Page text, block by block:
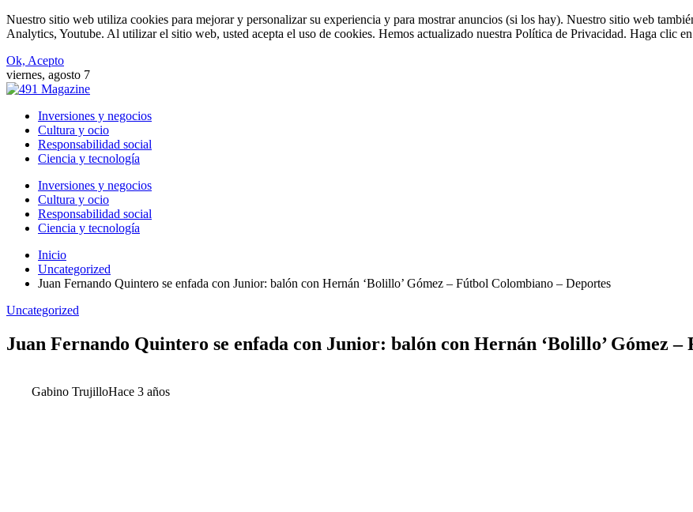
Nuestro sitio web utiliza cookies para mejorar y personalizar su experiencia y para mostrar anuncios (si los hay). Nuestro sitio web
Analytics, Youtube. Al utilizar el sitio web, usted acepta el uso de cookies. Hemos actualizado nuestra Política de Privacidad. Haga clic
Ok, Acepto
viernes, agosto 7
Inversiones y negocios
Cultura y ocio
Responsabilidad social
Ciencia y tecnología
Inversiones y negocios
Cultura y ocio
Responsabilidad social
Ciencia y tecnología
Inicio
Uncategorized
Juan Fernando Quintero se enfada con Junior: balón con Hernán ‘Bolillo’ Gómez – Fútbol Colombiano – Deportes
Uncategorized
Juan Fernando Quintero se enfada con Junior: balón con Hernán ‘Bolillo’ Gómez
Gabino TrujilloHace 3 años